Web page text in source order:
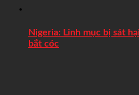
Nigeria: Linh mục bị sát
bắt cóc